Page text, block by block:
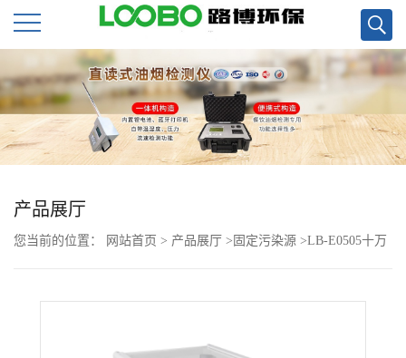
公
司
首
页
公
产品展厅
您当前的位置： 网站首页 > 产品展厅 > 固定污染源 >LB-E0505十万